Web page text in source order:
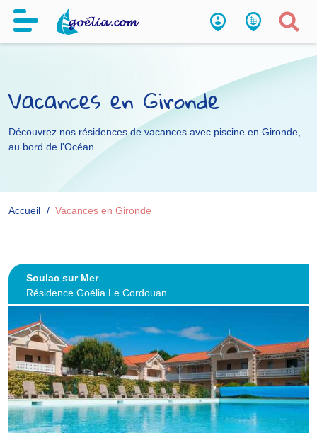
Vacances en Gironde
Découvrez nos résidences de vacances avec piscine en Gironde,
au bord de l'Océan
Accueil Vacances en Gironde
Soulac sur Mer
Résidence Goélia Le Cordouan